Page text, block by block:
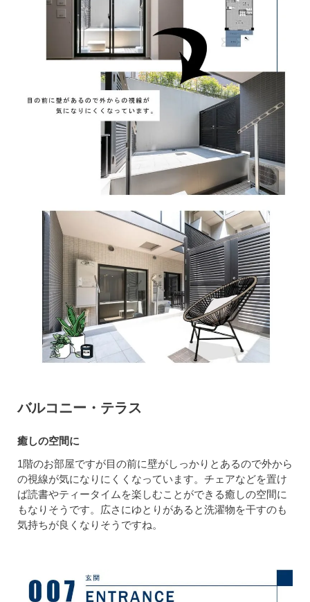
バルコニー・テラス
癒しの空間に
1階のお部屋ですが目の前に壁がしっかりとあるので外から
の視線が気になりにくくなっています。チェアなどを置け
ば読書やティータイムを楽しむことができる癒しの空間に
もなりそうです。広さにゆとりがあると洗濯物を干すのも
気持ちが良くなりそうですね。